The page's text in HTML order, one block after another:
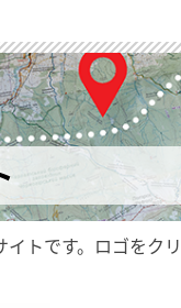
トです。ロゴをク